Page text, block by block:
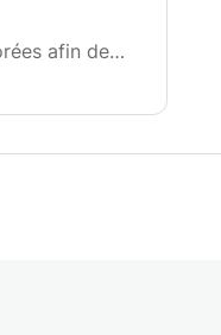
afin de